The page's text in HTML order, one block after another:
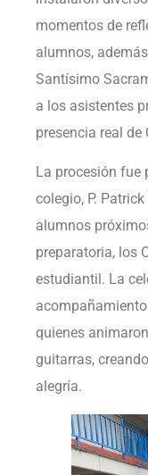
momentos de
alumnos,
Santísimo
a los asistentes
presencia real de
La procesión fue
colegio, P.
alumnos
preparatoria, los
estudiantil. La
quienes
guitarras,
alegría.